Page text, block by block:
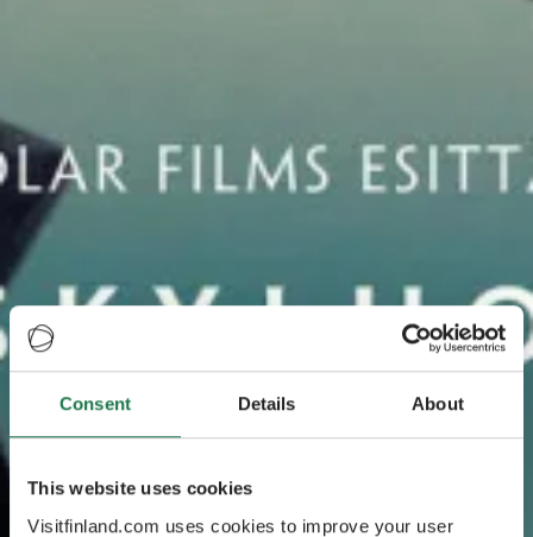
Consent Details About
This website uses cookies
Visitfinland.com uses cookies to improve your user